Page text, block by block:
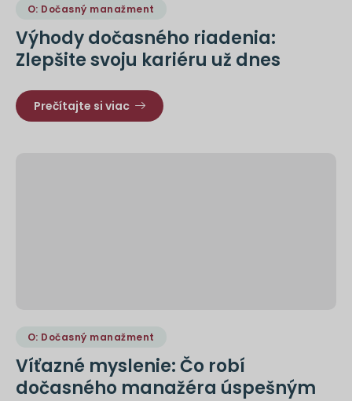
O: Dočasný manažment
Výhody dočasného riadenia:
Zlepšite svoju kariéru už dnes
Prečítajte si viac
O: Dočasný manažment
Víťazné myslenie: Čo robí
dočasného manažéra úspešným